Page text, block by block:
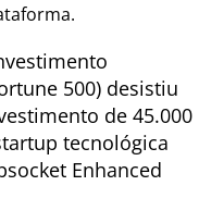
500) desistiu
de 45.000
tecnológica
Enhanced